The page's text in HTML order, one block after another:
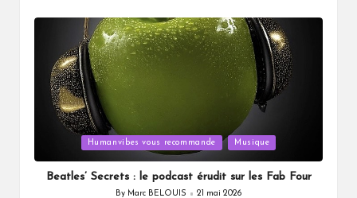
in
Humanvibes vous recommande Musique
Beatles’ Secrets : le podcast érudit sur les Fab Four
By Marc BELOUIS 21 mai 2026